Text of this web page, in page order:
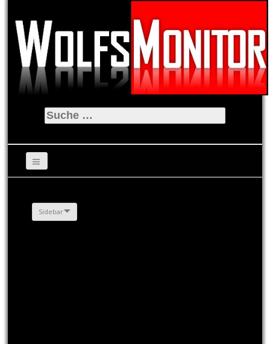
Suche
nach:
Sidebar